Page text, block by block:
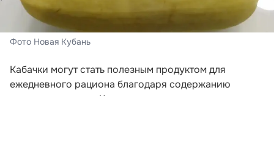
Фото Новая Кубань
Кабачки могут стать полезным продуктом для
ежедневного рациона благодаря содержанию
пищевых волокон. Клетчатка поддерживает